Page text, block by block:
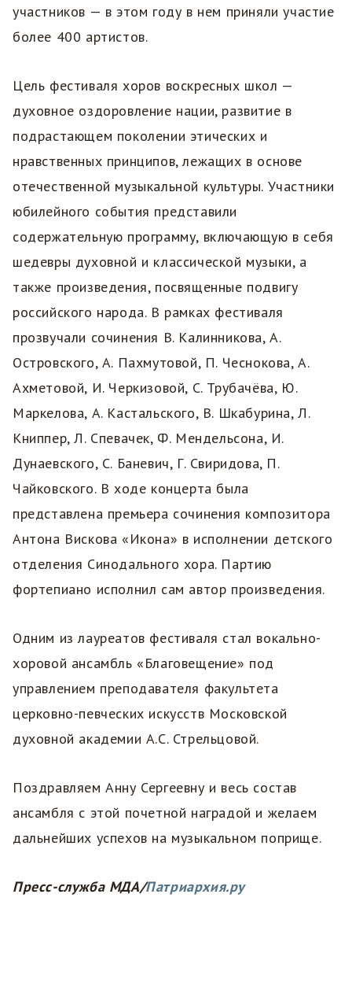
участников — в этом году в нем приняли участие
более 400 артистов.
Цель фестиваля хоров воскресных школ —
духовное оздоровление нации, развитие в
подрастающем поколении этических и
нравственных принципов, лежащих в основе
отечественной музыкальной культуры. Участники
юбилейного события представили
содержательную программу, включающую в себя
шедевры духовной и классической музыки, а
также произведения, посвященные подвигу
российского народа. В рамках фестиваля
прозвучали сочинения В. Калинникова, А.
Островского, А. Пахмутовой, П. Чеснокова, А.
Ахметовой, И. Черкизовой, С. Трубачëва, Ю.
Маркелова, А. Кастальского, В. Шкабурина, Л.
Книппер, Л. Спевачек, Ф. Мендельсона, И.
Дунаевского, С. Баневич, Г. Свиридова, П.
Чайковского. В ходе концерта была
представлена премьера сочинения композитора
Антона Вискова «Икона» в исполнении детского
отделения Синодального хора. Партию
фортепиано исполнил сам автор произведения.
Одним из лауреатов фестиваля стал вокально-
хоровой ансамбль «Благовещение» под
управлением преподавателя факультета
церковно-певческих искусств Московской
духовной академии А.С. Стрельцовой.
Поздравляем Анну Сергеевну и весь состав
ансамбля с этой почетной наградой и желаем
дальнейших успехов на музыкальном поприще.
Пресс-служба МДА/Патриархия.ру